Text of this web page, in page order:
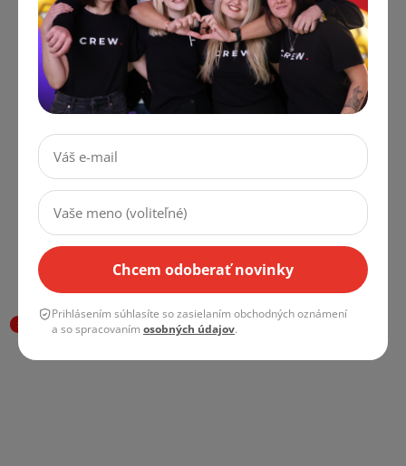
Sandbag Waterbag na
Vodu s Poutkem
Závažie na Statív s
Karabínou
Skladom
€8,47
DO KOŠÍKA
Foto Lampa Studio
Softbox Svetlo BEZ
ŠTATÍVU, BEZ
ŽIAROVKY
Skladom
€25,49
DO KOŠÍKA
SALECODE:LÉTO10:10:%
AKCIA
Chcem odoberať novinky
Prihlásením súhlasíte so zasielaním obchodných oznámení
a so spracovaním osobných údajov.